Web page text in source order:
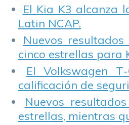
El Kia K3 alcanza
Latin NCAP.
Nuevos
cinco estrellas para
El Volkswagen
calificación de
Nuevos
estrellas, mientras